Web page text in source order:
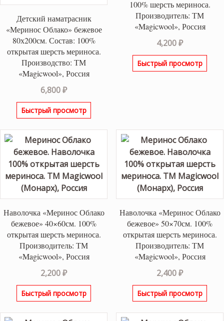
Детский наматрасник
«Меринос Облако» бежевое
80х200см. Состав: 100%
открытая шерсть мериноса.
Производство: ТМ
«Magicwool», Россия
6,800₽
Быстрый просмотр
100% шерсть мериноса.
Производитель: ТМ
«Magicwool», Россия
4,200₽
Быстрый просмотр
Наволочка «Меринос Облако
бежевое» 40×60см. 100%
открытая шерсть мериноса.
Производитель: ТМ
«Magicwool», Россия
2,200₽
Быстрый просмотр
Наволочка «Меринос Облако
бежевое» 50×70см. 100%
открытая шерсть мериноса.
Производитель: ТМ
«Magicwool», Россия
2,400₽
Быстрый просмотр